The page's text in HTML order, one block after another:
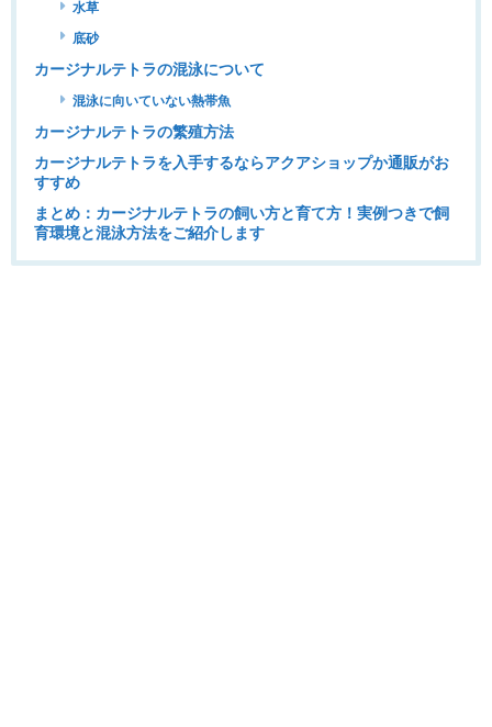
水草
底砂
カージナルテトラの混泳について
混泳に向いていない熱帯魚
カージナルテトラの繁殖方法
カージナルテトラを入手するならアクアショップか通販がお
すすめ
まとめ：カージナルテトラの飼い方と育て方！実例つきで飼
育環境と混泳方法をご紹介します